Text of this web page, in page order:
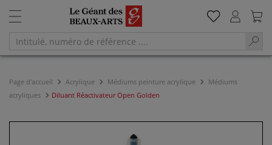
Page d'accueil Acrylique Médiums peinture acrylique
Médiums
acryliques
Diluant Réactivateur Open Golden